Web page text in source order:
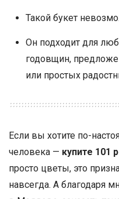
Такой букет
Он подходит для
годовщин,
или простых
Если вы хотите по-
человека — купите 101
просто цветы, это
навсегда. А благодаря